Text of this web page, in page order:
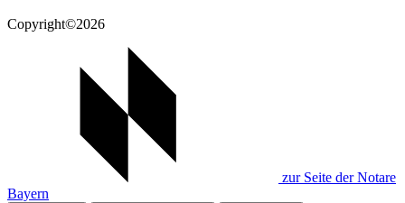
Copyright©2026
zur Seite der Notare
Bayern